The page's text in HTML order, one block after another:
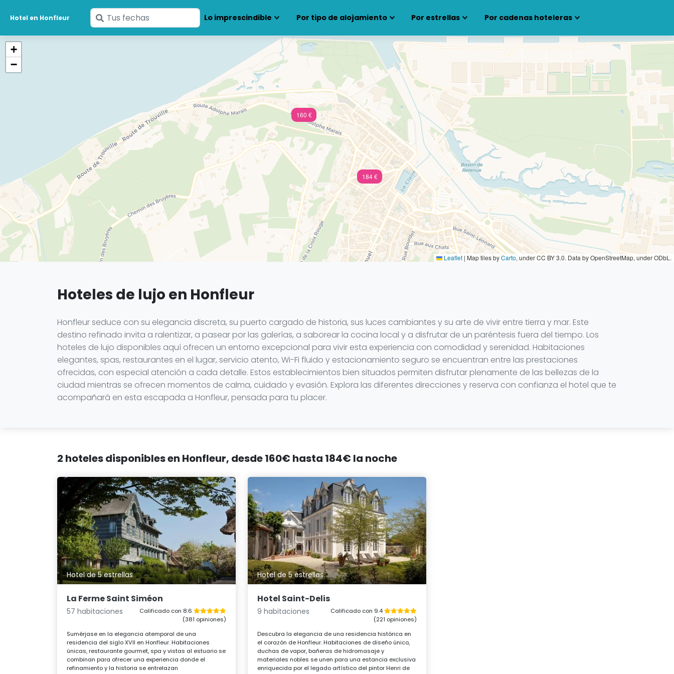
Hotel en Honfleur
Ingresa
tus
Lo imprescindible Por tipo de alojamiento Por estrellas Por cadenas hoteleras
160 €
184 €
+
−
Leaflet | Map tiles byCarto, under CC BY 3.0. Data by OpenStreetMap, under ODbL.
Hoteles de lujo en Honfleur
Honfleur seduce con su elegancia discreta, su puerto cargado de historia, sus luces cambiantes y su arte de vivir entre tierra y mar. Este
destino refinado invita a ralentizar, a pasear por las galerías, a saborear la cocina local y a disfrutar de un paréntesis fuera del tiempo. Los
hoteles de lujo disponibles aquí ofrecen un entorno excepcional para vivir esta experiencia con comodidad y serenidad. Habitaciones
elegantes, spas, restaurantes en el lugar, servicio atento, Wi-Fi fluido y estacionamiento seguro se encuentran entre las prestaciones
ofrecidas, con especial atención a cada detalle. Estos establecimientos bien situados permiten disfrutar plenamente de las bellezas de la
ciudad mientras se ofrecen momentos de calma, cuidado y evasión. Explora las diferentes direcciones y reserva con confianza el hotel que te
acompañará en esta escapada a Honfleur, pensada para tu placer.
2 hoteles disponibles en Honfleur, desde 160€ hasta 184€ la noche
Hotel de 5 estrellas
La Ferme Saint Siméon
57 habitaciones
Calificado con 8.6
(381 opiniones)
Sumérjase en la elegancia atemporal de una
residencia del siglo XVII en Honfleur. Habitaciones
únicas, restaurante gourmet, spa y vistas al estuario se
combinan para ofrecer una experiencia donde el
refinamiento y la historia se entrelazan
Hotel de 5 estrellas
Hotel Saint-Delis
9 habitaciones
Calificado con 9.4
(221 opiniones)
Descubra la elegancia de una residencia histórica en
el corazón de Honfleur. Habitaciones de diseño único,
duchas de vapor, bañeras de hidromasaje y
materiales nobles se unen para una estancia exclusiva
enriquecida por el legado artístico del pintor Henri de